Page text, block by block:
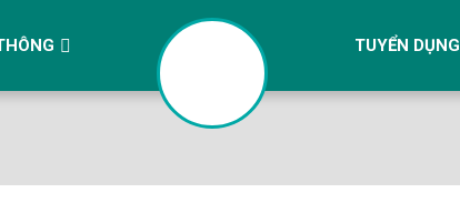
TUYỂN DỤNG